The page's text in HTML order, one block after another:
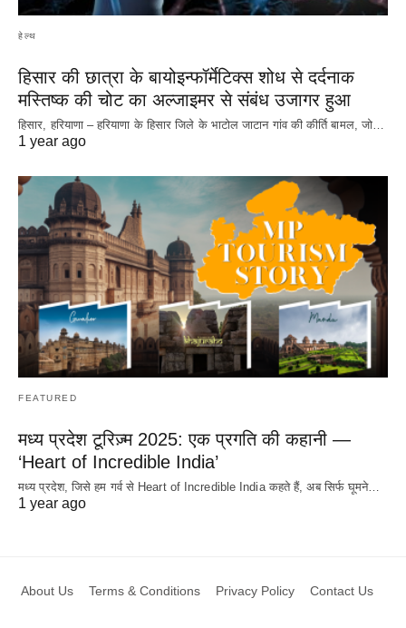
हेल्थ
हिसार की छात्रा के बायोइन्फॉर्मेटिक्स शोध से दर्दनाक
मस्तिष्क की चोट का अल्जाइमर से संबंध उजागर हुआ
हिसार, हरियाणा – हरियाणा के हिसार जिले के भाटोल जाटान गांव की कीर्ति बामल, जो…
1 year ago
FEATURED
मध्य प्रदेश टूरिज़्म 2025: एक प्रगति की कहानी —
‘Heart of Incredible India’
मध्य प्रदेश, जिसे हम गर्व से Heart of Incredible India कहते हैं, अब सिर्फ घूमने…
1 year ago
About Us Terms & Conditions Privacy Policy Contact Us